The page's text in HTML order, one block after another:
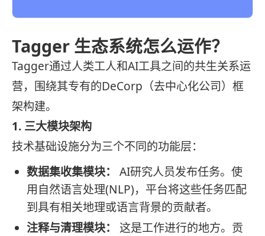
Tagger 生态系统怎么运作？
Tagger通过人类工人和AI工具之间的共生关系运
营，围绕其专有的DeCorp（去中心化公司）框
架构建。
1. 三大模块架构
技术基础设施分为三个不同的功能层：
数据集收集模块：
AI研究人员发布任务。使
用自然语言处理(NLP)，平台将这些任务匹配
到具有相关地理或语言背景的贡献者。
注释与清理模块：
这是工作进行的地方。贡